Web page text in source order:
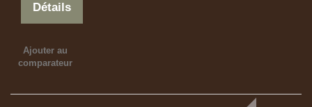
Détails
Ajouter au
comparateur